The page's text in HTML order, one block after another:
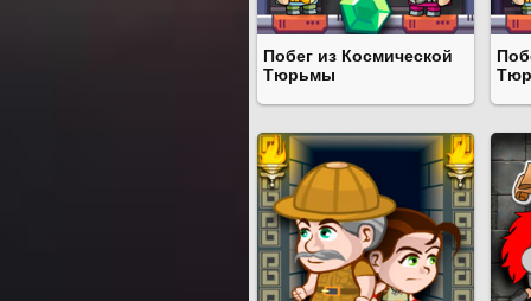
Побег из Космической
Тюрьмы